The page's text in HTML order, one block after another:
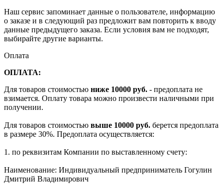
Наш сервис запоминает данные о пользователе, информацию
о заказе и в следующий раз предложит вам повторить к вводу
данные предыдущего заказа. Если условия вам не подходят,
выбирайте другие варианты.
Оплата
ОПЛАТА:
Для товаров стоимостью ниже 10000 руб. - предоплата не
взимается. Оплату товара можно произвести наличными при
получении.
Для товаров стоимостью выше 10000 руб. берется предоплата
в размере 30%. Предоплата осуществляется:
1. по реквизитам Компании по выставленному счету:
Наименование: Индивидуальный предприниматель Гогулин
Дмитрий Владимирович